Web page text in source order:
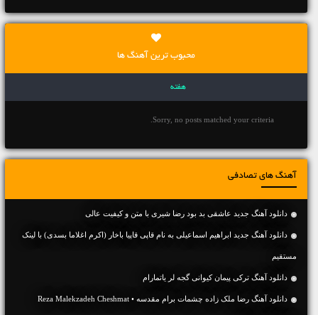
محبوب ترین آهنگ ها
هفته
Sorry, no posts matched your criteria.
آهنگ های تصادفی
دانلود آهنگ جديد عاشقی بد بود رضا شیری با متن و کیفیت عالی
دانلود آهنگ جديد ابراهیم اسماعیلی به نام قاپی قاپیا باخار (اکرم اغلاما بسدی) با لینک
مستقیم
دانلود آهنگ ترکی پیمان کیوانی گجه لر یاتمارام
دانلود آهنگ رضا ملک زاده چشمات برام مقدسه • Reza Malekzadeh Cheshmat